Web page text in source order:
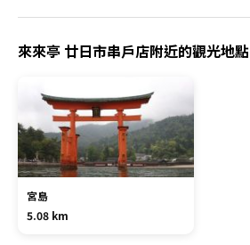
來來亭 廿日市串戶店附近的觀光地點
宮島
5.08 km